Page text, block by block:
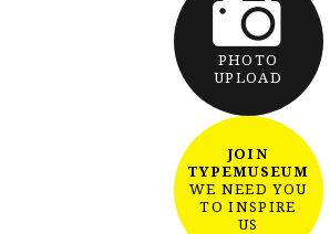
PHOTO
UPLOAD
JOIN
TYPEMUSEUM
WE NEED YOU
TO INSPIRE
US